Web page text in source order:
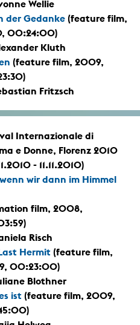
Wellie
der Gedanke (feature film,
00:24:00)
Kluth
(feature film, 2009,
Fritzsch
Internazionale di
e Donne, Florenz 2010
- 11.11.2010)
wir dann im Himmel
film, 2008,
Risch
Hermit (feature film,
00:23:00)
Blothner
ist(feature film, 2009,